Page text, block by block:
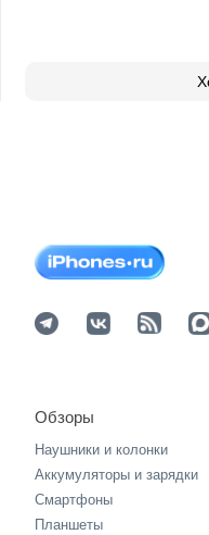
Обзоры
Наушники и колонки
Аккумуляторы и зарядки
Смартфоны
Планшеты